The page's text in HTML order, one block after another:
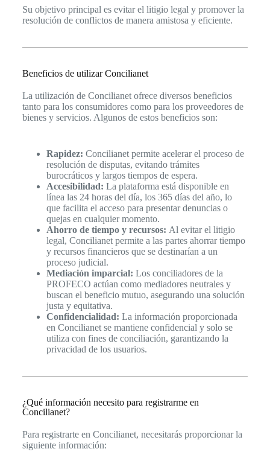
Su objetivo principal es evitar el litigio legal y promover la
resolución de conflictos de manera amistosa y eficiente.
Beneficios de utilizar Concilianet
La utilización de Concilianet ofrece diversos beneficios
tanto para los consumidores como para los proveedores de
bienes y servicios. Algunos de estos beneficios son:
Rapidez: Concilianet permite acelerar el proceso de
resolución de disputas, evitando trámites
burocráticos y largos tiempos de espera.
Accesibilidad: La plataforma está disponible en
línea las 24 horas del día, los 365 días del año, lo
que facilita el acceso para presentar denuncias o
quejas en cualquier momento.
Ahorro de tiempo y recursos: Al evitar el litigio
legal, Concilianet permite a las partes ahorrar tiempo
y recursos financieros que se destinarían a un
proceso judicial.
Mediación imparcial: Los conciliadores de la
PROFECO actúan como mediadores neutrales y
buscan el beneficio mutuo, asegurando una solución
justa y equitativa.
Confidencialidad: La información proporcionada
en Concilianet se mantiene confidencial y solo se
utiliza con fines de conciliación, garantizando la
privacidad de los usuarios.
¿Qué información necesito para registrarme en
Concilianet?
Para registrarte en Concilianet, necesitarás proporcionar la
siguiente información: